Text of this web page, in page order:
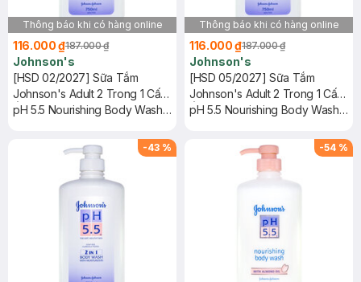
Thông báo khi có hàng online
116.000 ₫187.000 ₫
Johnson's
[HSD 02/2027] Sữa Tắm
Johnson's Adult 2 Trong 1 Cấp
Ẩm Cho Người Lớn 750ml
pH 5.5 Nourishing Body Wash
Thông báo khi có hàng online
116.000 ₫187.000 ₫
Johnson's
[HSD 05/2027] Sữa Tắm
Johnson's Adult 2 Trong 1 Cấp
Ẩm Cho Người Lớn 750ml
pH 5.5 Nourishing Body Wash
-43 % -54 %